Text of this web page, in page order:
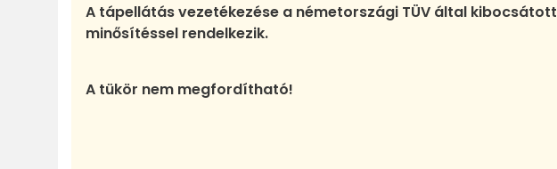
A tápellátás vezetékezése a németországi TÜV által kibocsátott
minősítéssel rendelkezik.
A tükör nem megfordítható!